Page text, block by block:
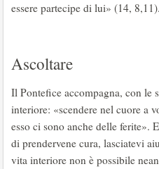
essere partecipe di lui» (14, 8,11).
Ascoltare
Il Pontefice accompagna, con le
interiore: «scendere nel cuore a
esso ci sono anche delle ferite».
di prendervene cura, lasciatevi
vita interiore non è possibile